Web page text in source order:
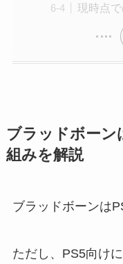
現時点
ブラッドボーン
組みを解説
ブラッドボーンは
ただし、PS5向け